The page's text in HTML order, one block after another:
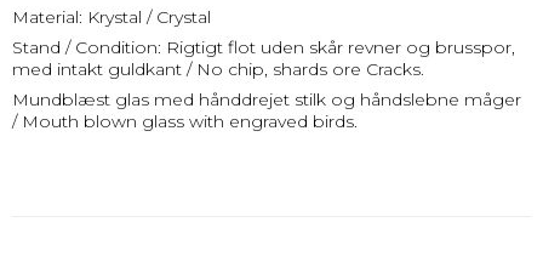
Material: Krystal / Crystal
Stand / Condition: Rigtigt flot uden skår revner og brusspor,
med intakt guldkant / No chip, shards ore Cracks.
Mundblæst glas med hånddrejet stilk og håndslebne måger
/ Mouth blown glass with engraved birds.